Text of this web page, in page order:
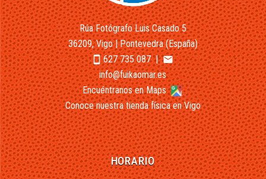
Rúa Fotógrafo Luis Casado 5
36209, Vigo | Pontevedra (España)
smartphone627 735 087|email
info@fuikaomar.es
Encuéntranos en Maps
Conoce nuestra tienda física en Vigo
HORARIO